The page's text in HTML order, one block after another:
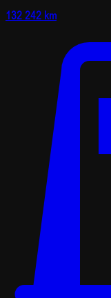
132 242 km